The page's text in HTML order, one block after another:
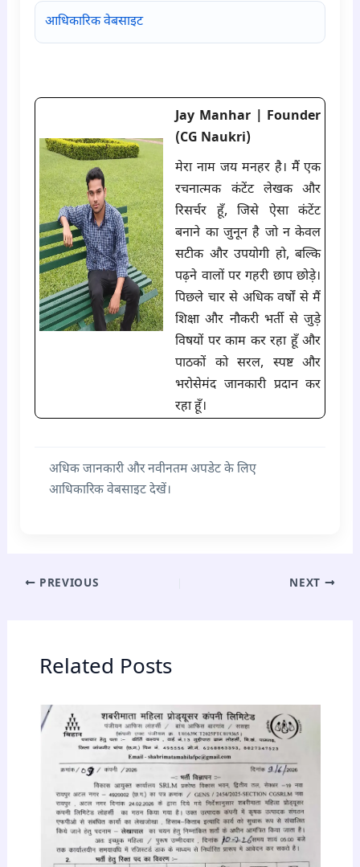
आधिकारिक वेबसाइट
Jay Manhar | Founder
(CG Naukri)
मेरा नाम जय मनहर है। मैं एक
रचनात्मक कंटेंट लेखक और
रिसर्चर हूँ, जिसे ऐसा कंटेंट
बनाने का जुनून है जो न केवल
सटीक और उपयोगी हो, बल्कि
पढ़ने वालों पर गहरी छाप छोड़े।
पिछले चार से अधिक वर्षों से मैं
शिक्षा और नौकरी भर्ती से जुड़े
विषयों पर काम कर रहा हूँ और
पाठकों को सरल, स्पष्ट और
भरोसेमंद जानकारी प्रदान कर
रहा हूँ।
अधिक जानकारी और नवीनतम अपडेट के लिए
आधिकारिक वेबसाइट देखें।
PREVIOUS NEXT
Related Posts